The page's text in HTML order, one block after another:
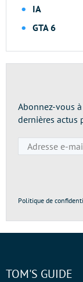
IA
GTA 6
Abonnez-vous
dernières actus
Politique de
TOM'S GUIDE